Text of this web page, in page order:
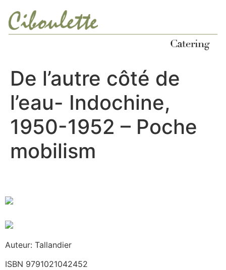
contenido
De l’autre côté de
l’eau- Indochine,
1950-1952 – Poche
mobilism
Auteur: Tallandier
ISBN 9791021042452